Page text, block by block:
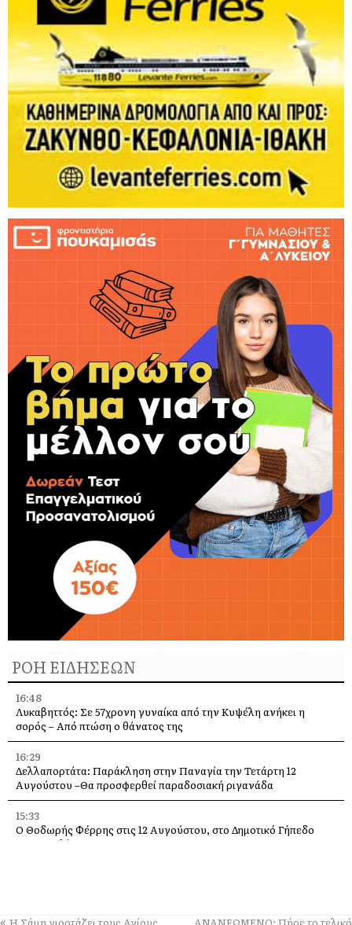
ΡΟΗ ΕΙΔΗΣΕΩΝ
16:48
Λυκαβηττός: Σε 57χρονη γυναίκα από την Κυψέλη ανήκει η
σορός – Από πτώση ο θάνατος της
16:29
Δελλαπορτάτα: Παράκληση στην Παναγία την Τετάρτη 12
Αυγούστου –Θα προσφερθεί παραδοσιακή ριγανάδα
15:33
Ο Θοδωρής Φέρρης στις 12 Αυγούστου, στο Δημοτικό Γήπεδο
Αργοστολίου
Η Σάμη γιορτάζει τους Αγίους
ΑΝΑΝΕΩΜΕΝΟ: Πήρε το τελικό